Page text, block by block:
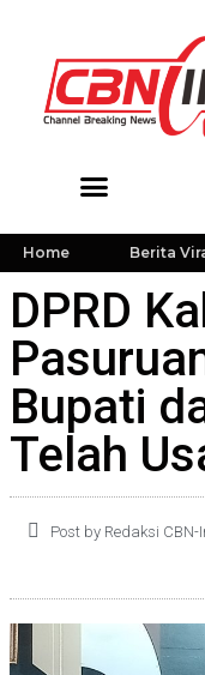
Home Berita
DPRD
Bupati
Telah
Post by Redaksi CBN-